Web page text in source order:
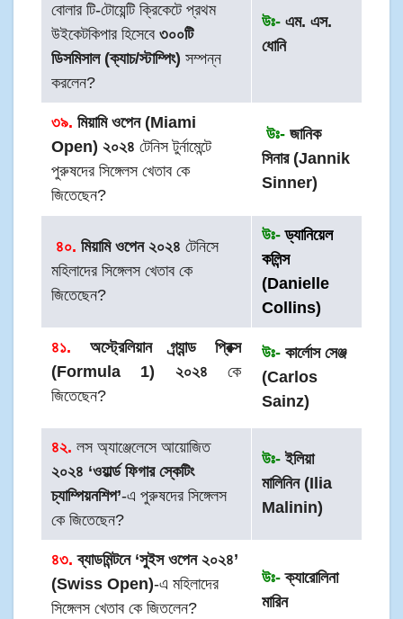
বোলার টি-টোয়েন্টি ক্রিকেটে প্রথম
উইকেটকিপার হিসেবে৩০০টি
ডিসমিসাল (ক্যাচ/স্টাম্পিং) সম্পন্ন
করলেন?
উঃ- এম. এস.
ধোনি
৩৯. মিয়ামি ওপেন (Miami
Open) ২০২৪ টেনিস টুর্নামেন্টে
পুরুষদের সিঙ্গেলস খেতাব কে
জিতেছেন?
উঃ- জানিক
সিনার (Jannik
Sinner)
৪০. মিয়ামি ওপেন ২০২৪ টেনিসে
মহিলাদের সিঙ্গেলস খেতাব কে
জিতেছেন?
উঃ- ড্যানিয়েল
কলিন্স
(Danielle
Collins)
৪১.
অস্ট্রেলিয়ান গ্র্যান্ড প্রিক্স
(Formula 1) ২০২৪ কে
জিতেছেন?
উঃ- কার্লোস সেঞ্জ
(Carlos
Sainz)
৪২. লস অ্যাঞ্জেলেসে আয়োজিত
২০২৪ ‘ওয়ার্ল্ড ফিগার স্কেটিং
চ্যাম্পিয়নশিপ’-এ পুরুষদের সিঙ্গেলস
কে জিতেছেন?
উঃ- ইলিয়া
মালিনিন (Ilia
Malinin)
৪৩. ব্যাডমিন্টনে ‘সুইস ওপেন ২০২৪’
(Swiss Open)-এ মহিলাদের
সিঙ্গেলস খেতাব কে জিতলেন?
উঃ- ক্যারোলিনা
মারিন